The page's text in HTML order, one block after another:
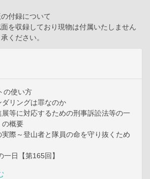
付録について
を収録しており現物は付属いたしません
ください。
の使い方
リングは罪なのか
展等に対応するための刑事訴訟法等の一
の概要
際～登山者と隊員の命を守り抜くため
日【第165回】